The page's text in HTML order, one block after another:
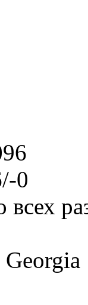
0
всех